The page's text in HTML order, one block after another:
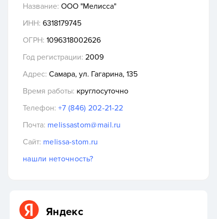
Название: ООО "Мелисса"
ИНН: 6318179745
ОГРН: 1096318002626
Год регистрации: 2009
Адрес: Самара, ул. Гагарина, 135
Время работы: круглосуточно
Телефон: +7 (846) 202-21-22
Почта: melissastom@mail.ru
Сайт: melissa-stom.ru
нашли неточность?
Яндекс